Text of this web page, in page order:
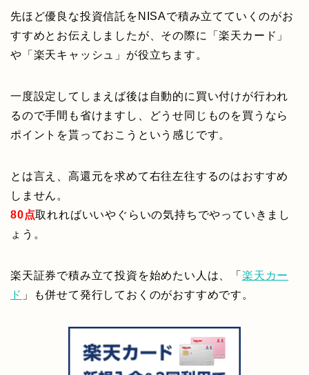
先ほど優良な投資信託をNISAで積み立てていくのがお
すすめとお伝えしましたが、その際に「楽天カード」
や「楽天キャッシュ」が役立ちます。
一度設定してしまえば後は自動的に買い付けが行われ
るので手間も省けますし、どうせ同じものを買うなら
ポイントを貰っておこうという感じです。
とは言え、高還元を求めて右往左往するのはおすすめ
しません。
80点取れればいいやぐらいの気持ちでやっていきまし
ょう。
楽天証券で積み立て投資を始めたい人は、「 楽天カー
ド 」も併せて発行しておくのがおすすめです。